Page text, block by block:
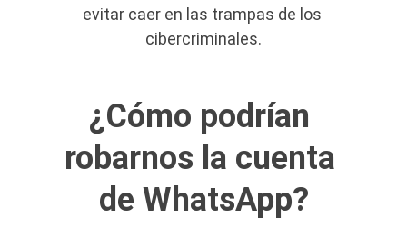
evitar caer en las trampas de los
cibercriminales.
¿Cómo podrían
robarnos la cuenta
de WhatsApp?